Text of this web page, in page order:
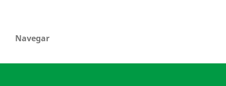
Navegar